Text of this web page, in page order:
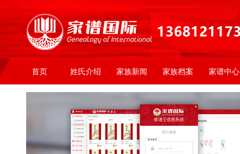
首页 姓氏介绍 家族新闻 家族档案 家谱中心